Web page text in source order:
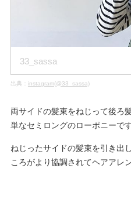
33_sassa
出典： instagram(@33_sassa)
両サイドの髪束をねじって後ろ
単なセミロングのローポニーです
ねじったサイドの髪束を引き出
ころがより協調されてヘアアレ